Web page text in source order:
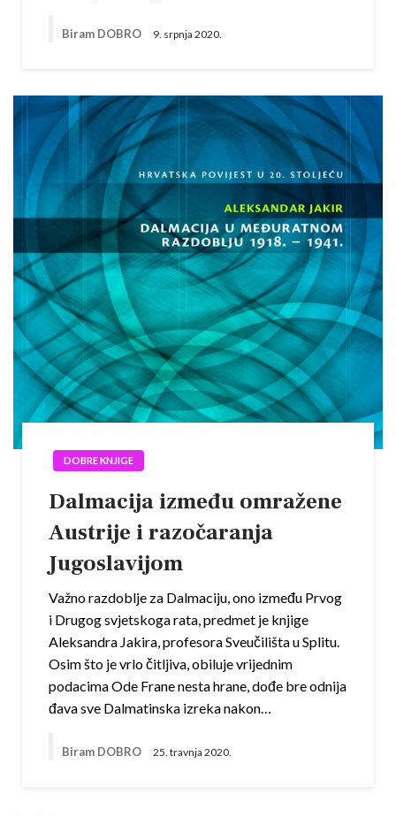
Biram DOBRO 9. srpnja 2020.
DOBRE KNJIGE
Dalmacija između omražene
Austrije i razočaranja
Jugoslavijom
Važno razdoblje za Dalmaciju, ono između Prvog
i Drugog svjetskoga rata, predmet je knjige
Aleksandra Jakira, profesora Sveučilišta u Splitu.
Osim što je vrlo čitljiva, obiluje vrijednim
podacima Ode Frane nesta hrane, dođe bre odnija
đava sve Dalmatinska izreka nakon…
Biram DOBRO 25. travnja 2020.